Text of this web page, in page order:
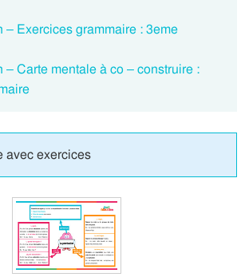
– Exercices grammaire : 3eme
– Carte mentale à co – construire :
avec exercices